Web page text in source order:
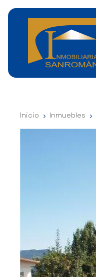
Inicio Inmuebles